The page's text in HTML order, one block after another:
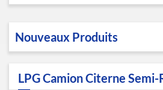
Nouveaux Produits
LPG Camion Citerne